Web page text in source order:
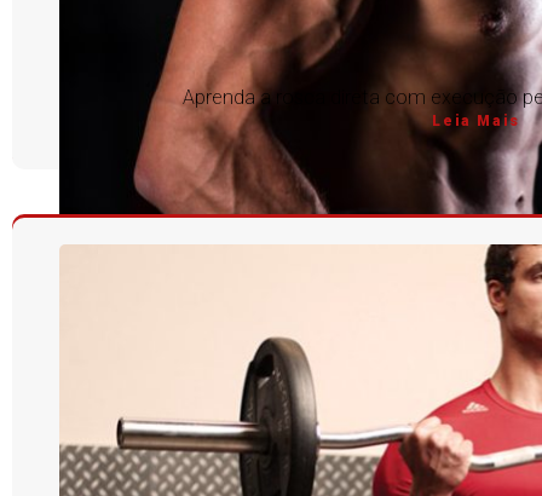
Aprenda a rosca direta com execução
Leia Mais